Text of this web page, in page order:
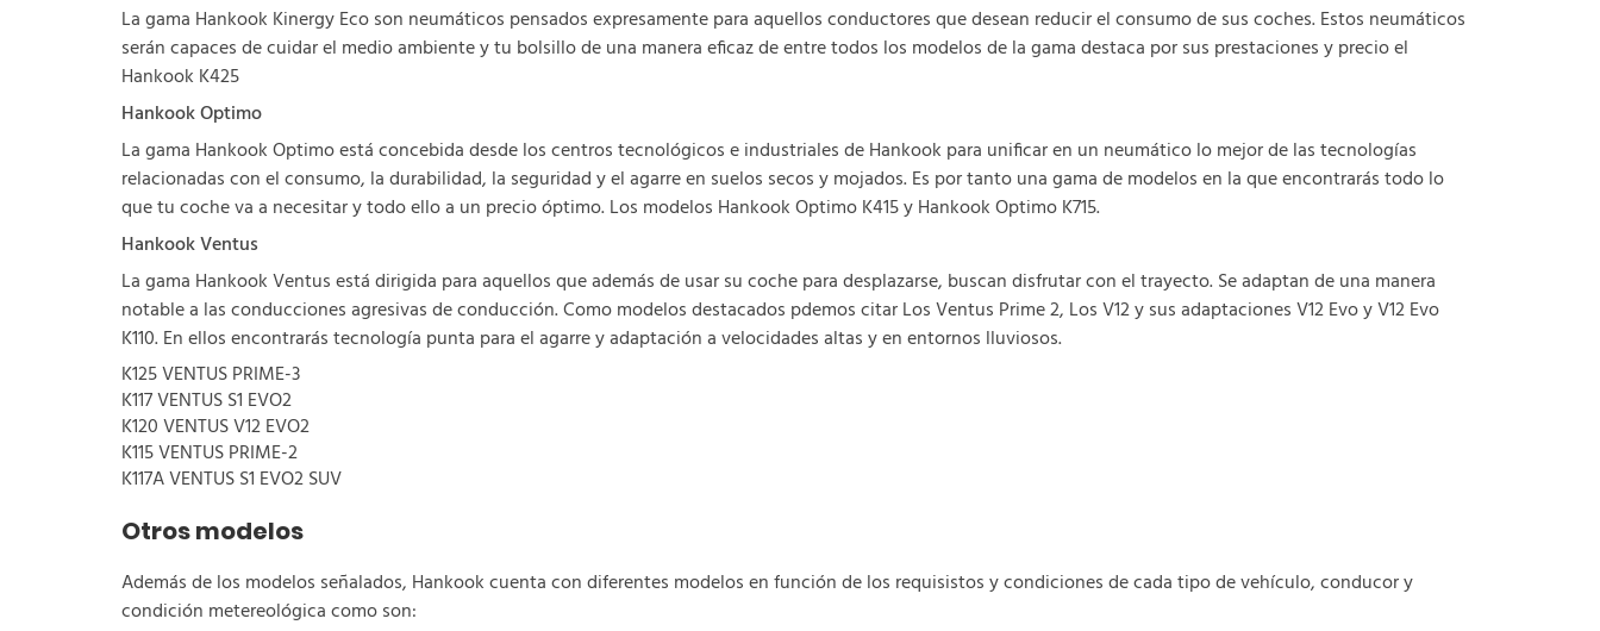
La gama Hankook Kinergy Eco son neumáticos pensados expresamente para aquellos conductores que desean reducir el consumo de sus coches. Estos neumáticos
serán capaces de cuidar el medio ambiente y tu bolsillo de una manera eficaz de entre todos los modelos de la gama destaca por sus prestaciones y precio el
Hankook K425
Hankook Optimo
La gama Hankook Optimo está concebida desde los centros tecnológicos e industriales de Hankook para unificar en un neumático lo mejor de las tecnologías
relacionadas con el consumo, la durabilidad, la seguridad y el agarre en suelos secos y mojados. Es por tanto una gama de modelos en la que encontrarás todo lo
que tu coche va a necesitar y todo ello a un precio óptimo. Los modelos Hankook Optimo K415 y Hankook Optimo K715.
Hankook Ventus
La gama Hankook Ventus está dirigida para aquellos que además de usar su coche para desplazarse, buscan disfrutar con el trayecto. Se adaptan de una manera
notable a las conducciones agresivas de conducción. Como modelos destacados pdemos citar Los Ventus Prime 2, Los V12 y sus adaptaciones V12 Evo y V12 Evo
K110. En ellos encontrarás tecnología punta para el agarre y adaptación a velocidades altas y en entornos lluviosos.
K125 VENTUS PRIME-3
K117 VENTUS S1 EVO2
K120 VENTUS V12 EVO2
K115 VENTUS PRIME-2
K117A VENTUS S1 EVO2 SUV
Otros modelos
Además de los modelos señalados, Hankook cuenta con diferentes modelos en función de los requisistos y condiciones de cada tipo de vehículo, conducor y
condición metereológica como son: